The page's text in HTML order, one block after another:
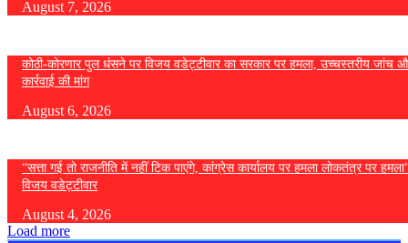
August 7, 2026
कोठी-कोरणार पुल धंसने पर विजय वडेट्टीवार का सरकार पर हमला, उच्चस्तरीय जांच
कार्रवाई की मांग
August 6, 2026
“सत्ता गई तो राजनीति में नहीं टिक पाएंगे, कांग्रेस कार्यालय पर हमला लोकतंत्र पर
विजय वडेट्टीवार
August 4, 2026
Load more